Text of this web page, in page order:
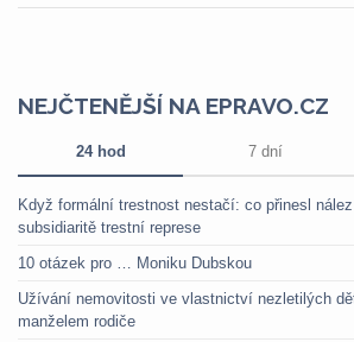
NEJČTENĚJŠÍ NA EPRAVO.CZ
24 hod 7 dní
Když formální trestnost nestačí: co přinesl
subsidiaritě trestní represe
10 otázek pro … Moniku Dubskou
Užívání nemovitosti ve vlastnictví nezletilých
manželem rodiče